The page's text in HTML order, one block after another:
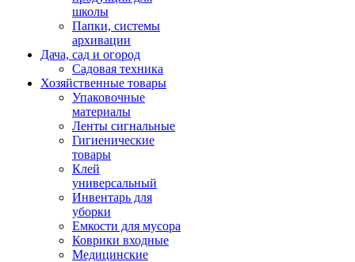
школы
Папки, системы
архивации
Дача, сад и огород
Садовая техника
Хозяйственные товары
Упаковочные
материалы
Ленты сигнальные
Гигиенические
товары
Клей
универсальный
Инвентарь для
уборки
Емкости для мусора
Коврики входные
Медицинские